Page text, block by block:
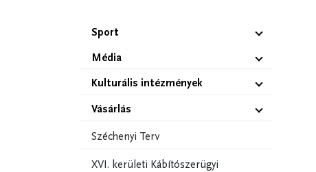
Sport
Média
Kulturális intézmények
Vásárlás
Széchenyi Terv
XVI. kerületi Kábítószerügyi